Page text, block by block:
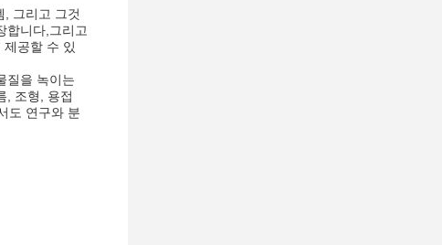
, 그리고 그것
합니다,그리고
공할 수 있
질을 녹이는
, 조형, 용접
도 연구와 분